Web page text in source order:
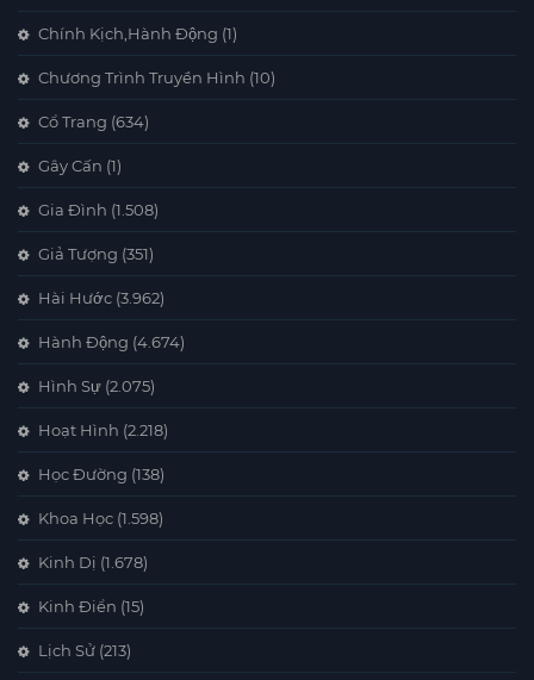
Chính Kịch,Hành Động (1)
Chương Trình Truyền Hình (10)
Cổ Trang (634)
Gây Cấn (1)
Gia Đình (1.508)
Giả Tượng (351)
Hài Hước (3.962)
Hành Động (4.674)
Hình Sự (2.075)
Hoạt Hình (2.218)
Học Đường (138)
Khoa Học (1.598)
Kinh Dị (1.678)
Kinh Điển (15)
Lịch Sử (213)